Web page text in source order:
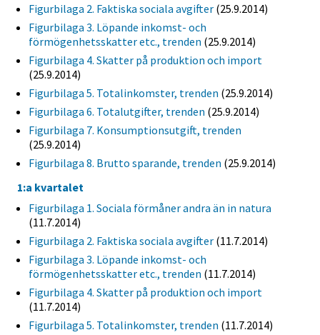
Figurbilaga 2. Faktiska sociala avgifter (25.9.2014)
Figurbilaga 3. Löpande inkomst- och
förmögenhetsskatter etc., trenden (25.9.2014)
Figurbilaga 4. Skatter på produktion och import
(25.9.2014)
Figurbilaga 5. Totalinkomster, trenden (25.9.2014)
Figurbilaga 6. Totalutgifter, trenden (25.9.2014)
Figurbilaga 7. Konsumptionsutgift, trenden
(25.9.2014)
Figurbilaga 8. Brutto sparande, trenden (25.9.2014)
1:a kvartalet
Figurbilaga 1. Sociala förmåner andra än in natura
(11.7.2014)
Figurbilaga 2. Faktiska sociala avgifter (11.7.2014)
Figurbilaga 3. Löpande inkomst- och
förmögenhetsskatter etc., trenden (11.7.2014)
Figurbilaga 4. Skatter på produktion och import
(11.7.2014)
Figurbilaga 5. Totalinkomster, trenden (11.7.2014)